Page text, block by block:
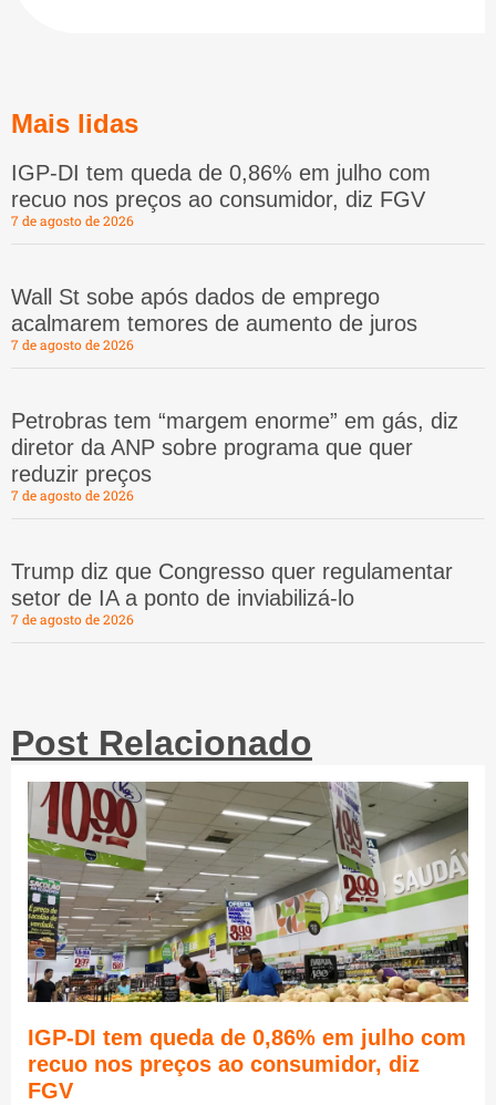
Mais lidas
IGP-DI tem queda de 0,86% em julho com
recuo nos preços ao consumidor, diz FGV
7 de agosto de 2026
Wall St sobe após dados de emprego
acalmarem temores de aumento de juros
7 de agosto de 2026
Petrobras tem “margem enorme” em gás, diz
diretor da ANP sobre programa que quer
reduzir preços
7 de agosto de 2026
Trump diz que Congresso quer regulamentar
setor de IA a ponto de inviabilizá-lo
7 de agosto de 2026
Post Relacionado
IGP-DI tem queda de 0,86% em julho com
recuo nos preços ao consumidor, diz
FGV